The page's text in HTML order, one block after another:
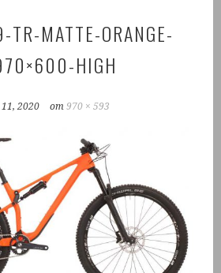
MATTE-ORANGE-
HIGH
2020 om970 × 593